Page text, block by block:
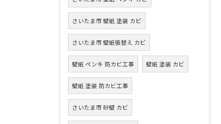
さいたま市 壁紙 塗装 カビ
さいたま市 壁紙張替え カビ
壁紙 ペンキ 防カビ工事 壁紙 塗装 カビ
壁紙 塗装 防カビ工事
さいたま市 砂壁 カビ